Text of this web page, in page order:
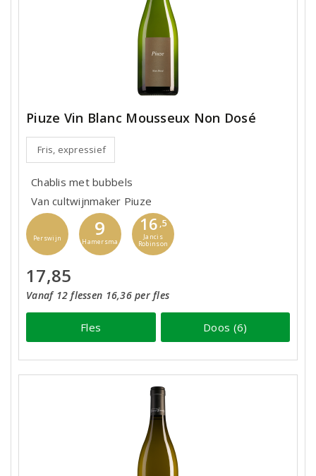
Piuze Vin Blanc Mousseux Non Dosé
Fris, expressief
Chablis met bubbels
Van cultwijnmaker Piuze
Perswijn 9
Hamersma
16 ,5
Jancis
Robinson
17,85
Vanaf 12 flessen 16,36 per fles
Fles Doos (6)